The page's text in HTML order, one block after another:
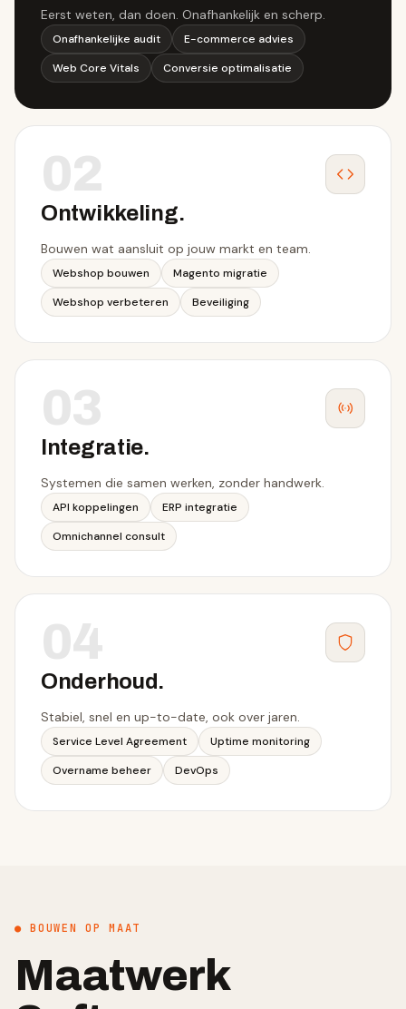
Eerst weten, dan doen. Onafhankelijk en scherp.
Onafhankelijke audit
E-commerce advies
Web Core Vitals
Conversie optimalisatie
02
Ontwikkeling.
Bouwen wat aansluit op jouw markt en team.
Webshop bouwen
Magento migratie
Webshop verbeteren
Beveiliging
03
Integratie.
Systemen die samen werken, zonder handwerk.
API koppelingen
ERP integratie
Omnichannel consult
04
Onderhoud.
Stabiel, snel en up-to-date, ook over jaren.
Service Level Agreement
Uptime monitoring
Overname beheer
DevOps
● BOUWEN OP MAAT
Maatwerk